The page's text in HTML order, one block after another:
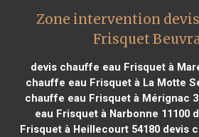
Zone intervention
Frisquet
devis chauffe eau Frisquet à
chauffe eau Frisquet à La Motte
chauffe eau Frisquet à Mérignac
eau Frisquet à Narbonne 11100
Frisquet à Heillecourt 54180 devis